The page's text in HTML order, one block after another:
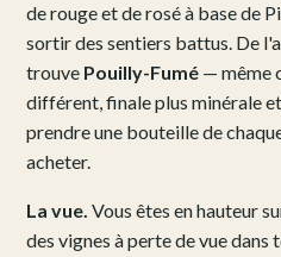
de rouge et de rosé à base de
sortir des sentiers battus. De
trouve Pouilly-Fumé — même
différent, finale plus minérale
prendre une bouteille de
acheter.
La vue. Vous êtes en hauteur
des vignes à perte de vue dans